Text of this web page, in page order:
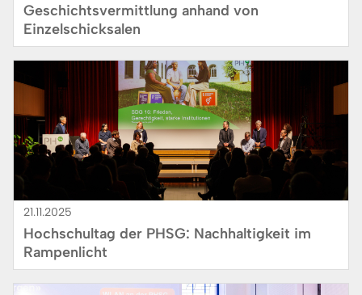
Geschichtsvermittlung anhand von
Einzelschicksalen
21.11.2025
Hochschultag der PHSG: Nachhaltigkeit im
Rampenlicht